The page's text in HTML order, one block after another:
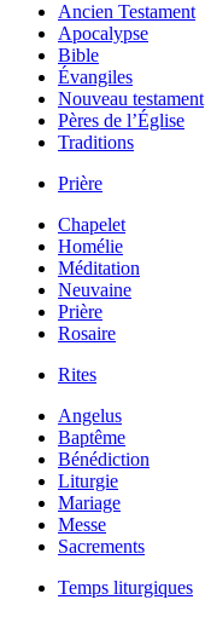
Ancien Testament
Apocalypse
Bible
Évangiles
Nouveau testament
Pères de l’Église
Traditions
Prière
Chapelet
Homélie
Méditation
Neuvaine
Prière
Rosaire
Rites
Angelus
Baptême
Bénédiction
Liturgie
Mariage
Messe
Sacrements
Temps liturgiques